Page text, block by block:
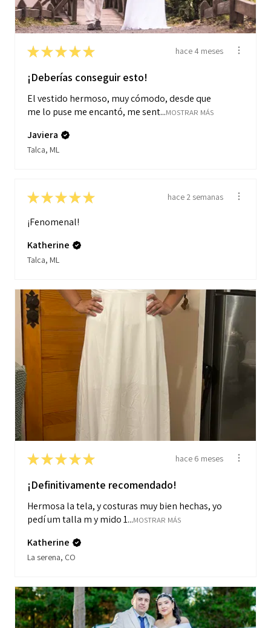
★★★★★ hace 4 meses
¡Deberías conseguir esto!
El vestido hermoso, muy cómodo, desde que
me lo puse me encantó, me sent...MOSTRAR MÁS
Javiera
Talca, ML
★★★★★ hace 2 semanas
¡Fenomenal!
Katherine
Talca, ML
★★★★★ hace 6 meses
¡Definitivamente recomendado!
Hermosa la tela, y costuras muy bien hechas, yo
pedí um talla m y mido 1...MOSTRAR MÁS
Katherine
La serena, CO